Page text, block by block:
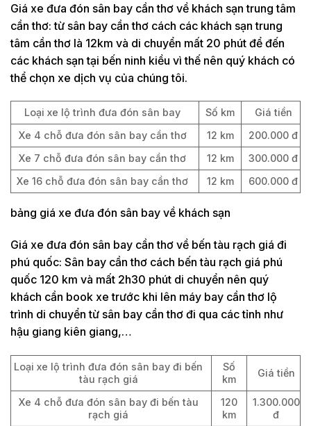
Giá xe đưa đón sân bay cần thơ về khách sạn trung tâm
cần thơ: từ sân bay cần thơ cách các khách sạn trung
tâm cần thơ là 12km và di chuyển mất 20 phút để đến
các khách sạn tại bến ninh kiều vì thế nên quý khách có
thể chọn xe dịch vụ của chúng tôi.
Loại xe lộ trình đưa đón sân bay Số km
Giá tiền
Xe 4 chỗ đưa đón sân bay cần thơ
12 km
200.000 đ
Xe 7 chỗ đưa đón sân bay cần thơ
12 km
300.000 đ
Xe 16 chỗ đưa đón sân bay cần thơ
12 km 600.000 đ
bảng giá xe đưa đón sân bay về khách sạn
Giá xe đưa đón sân bay cần thơ về bến tàu rạch giá đi
phú quốc: Sân bay cần thơ cách bến tàu rạch giá phú
quốc 120 km và mất 2h30 phút di chuyển nên quý
khách cần book xe trước khi lên máy bay cần thơ lộ
trình di chuyển từ sân bay cần thơ đi qua các tỉnh như
hậu giang kiên giang,…
Loại xe lộ trình đưa đón sân bay đi bến
tàu rạch giá
Số
km
Giá tiền
Xe 4 chỗ đưa đón sân bay đi bến tàu
rạch giá
120
km
1.300.000
đ